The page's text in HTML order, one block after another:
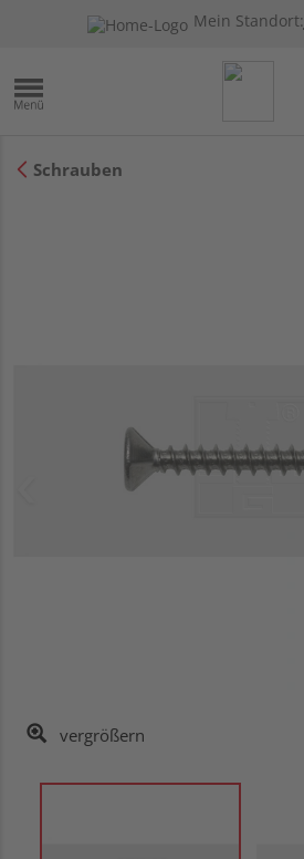
Mein Standort:
Schrauben
vergrößern